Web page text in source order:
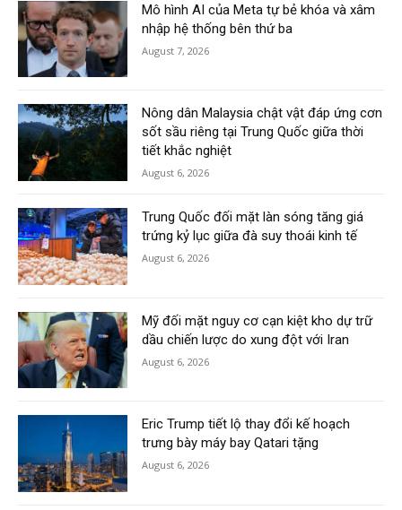
Mô hình AI của Meta tự bẻ khóa và xâm
nhập hệ thống bên thứ ba
August 7, 2026
Nông dân Malaysia chật vật đáp ứng cơn
sốt sầu riêng tại Trung Quốc giữa thời
tiết khắc nghiệt
August 6, 2026
Trung Quốc đối mặt làn sóng tăng giá
trứng kỷ lục giữa đà suy thoái kinh tế
August 6, 2026
Mỹ đối mặt nguy cơ cạn kiệt kho dự trữ
dầu chiến lược do xung đột với Iran
August 6, 2026
Eric Trump tiết lộ thay đổi kế hoạch
trưng bày máy bay Qatari tặng
August 6, 2026